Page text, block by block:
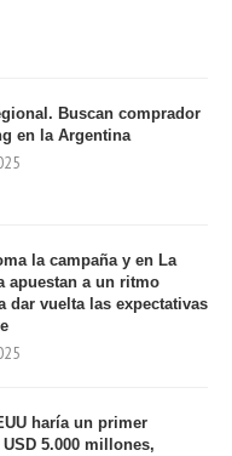
Buscan comprador
en la Argentina
la campaña y en La
apuestan a un ritmo
dar vuelta las expectativas
haría un primer
5.000 millones,